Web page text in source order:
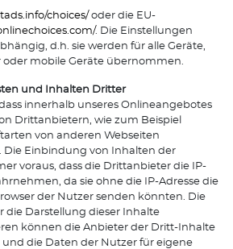
choices/ oder die EU-
. Die Einstellungen
d.h. sie werden für alle Geräte,
mobile Geräte übernommen.
und Inhalten Dritter
innerhalb unseres Onlineangebotes
Drittanbietern, wie zum Beispiel
von anderen Webseiten
Einbindung von Inhalten der
voraus, dass die Drittanbieter die IP-
da sie ohne die IP-Adresse die
der Nutzer senden könnten. Die
die Darstellung dieser Inhalte
können die Anbieter der Dritt-Inhalte
und die Daten der Nutzer für eigene